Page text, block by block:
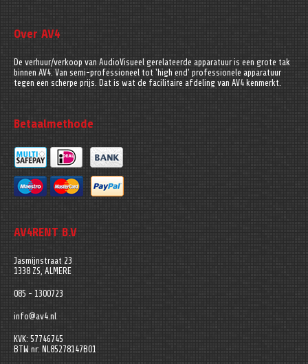
Over AV4
De verhuur/verkoop van AudioVisueel gerelateerde apparatuur is een grote tak
binnen AV4. Van semi-professioneel tot 'high end' professionele apparatuur
tegen een scherpe prijs. Dat is wat de facilitaire afdeling van AV4 kenmerkt.
Betaalmethode
AV4RENT B.V
Jasmijnstraat 23
1338 ZS, ALMERE
085 - 1300723
info@av4.nl
KVK: 57746745
BTW nr: NL85278147B01